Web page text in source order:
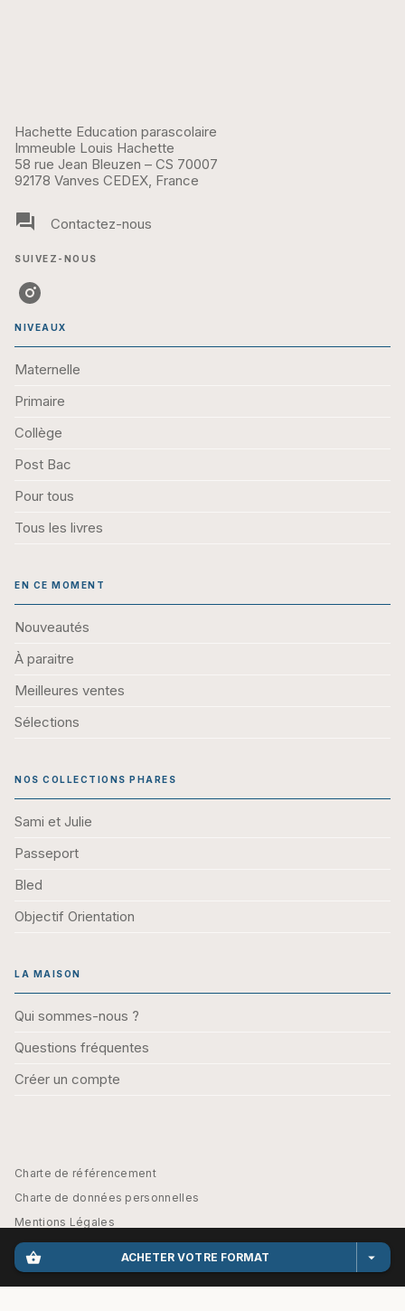
shopping_basket ACHETER VOTRE FORMAT arrow_drop_down
Hachette Education parascolaire
Immeuble Louis Hachette
58 rue Jean Bleuzen – CS 70007
92178 Vanves CEDEX, France
question_answer Contactez-nous
SUIVEZ-NOUS
NIVEAUX
Maternelle
Primaire
Collège
Post Bac
Pour tous
Tous les livres
EN CE MOMENT
Nouveautés
À paraitre
Meilleures ventes
Sélections
NOS COLLECTIONS PHARES
Sami et Julie
Passeport
Bled
Objectif Orientation
LA MAISON
Qui sommes-nous ?
Questions fréquentes
Créer un compte
Charte de référencement
Charte de données personnelles
Mentions Légales
Engagement durable
CGU